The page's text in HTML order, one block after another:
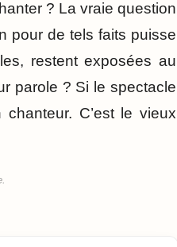
? La vraie question
pour de tels faits puisse
restent exposées au
parole ? Si le spectacle
C’est le vieux